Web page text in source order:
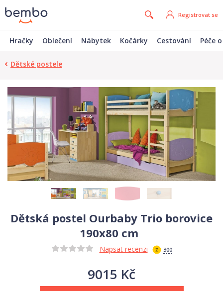
Registrovat se
Hračky Oblečení Nábytek Kočárky Cestování Péče
Dětské postele
Dětská postel Ourbaby Trio borovice
190x80 cm
Napsat recenzi 300
9015 Kč